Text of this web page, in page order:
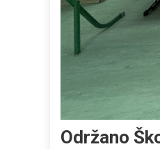
Održano